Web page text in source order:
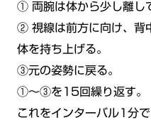
① 両腕は体から少し離し
② 視線は前方に向け、背
体を持ち上げる。
③元の姿勢に戻る。
①〜③を15回繰り返す。
これをインターバル1分